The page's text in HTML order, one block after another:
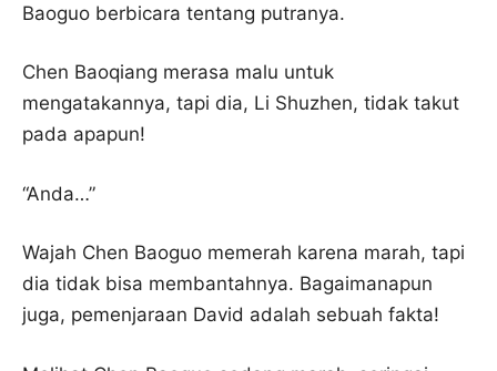
Baoguo berbicara tentang putranya.
Chen Baoqiang merasa malu untuk
mengatakannya, tapi dia, Li Shuzhen, tidak takut
pada apapun!
“Anda…”
Wajah Chen Baoguo memerah karena marah, tapi
dia tidak bisa membantahnya. Bagaimanapun
juga, pemenjaraan David adalah sebuah fakta!